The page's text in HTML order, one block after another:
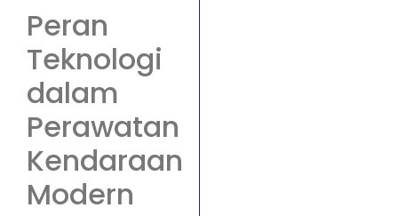
Peran
Teknologi
dalam
Perawatan
Kendaraan
Modern